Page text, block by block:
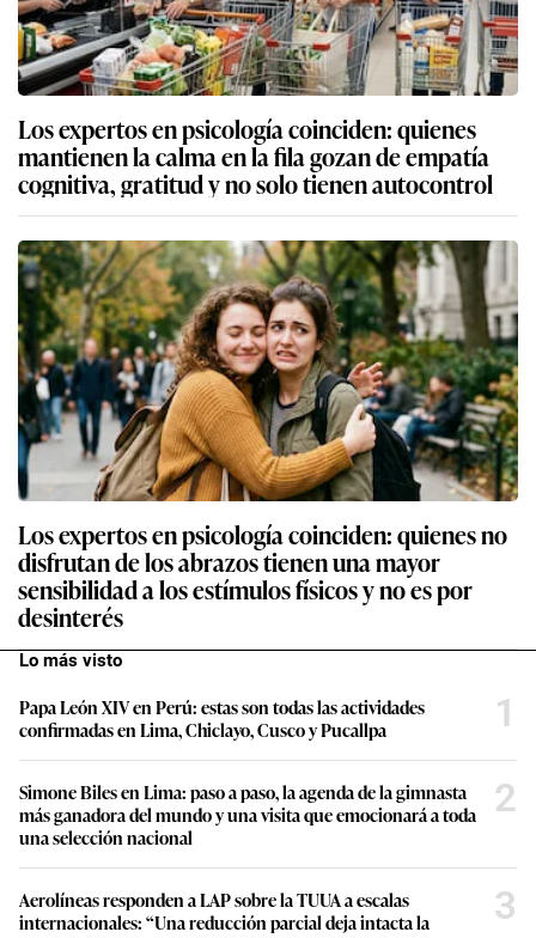
Los expertos en psicología coinciden: quienes
mantienen la calma en la fila gozan de empatía
cognitiva, gratitud y no solo tienen autocontrol
Los expertos en psicología coinciden: quienes no
disfrutan de los abrazos tienen una mayor
sensibilidad a los estímulos físicos y no es por
desinterés
Lo más visto
Papa León XIV en Perú: estas son todas las actividades
confirmadas en Lima, Chiclayo, Cusco y Pucallpa
1
Simone Biles en Lima: paso a paso, la agenda de la gimnasta
más ganadora del mundo y una visita que emocionará a toda
una selección nacional
2
Aerolíneas responden a LAP sobre la TUUA a escalas
internacionales: “Una reducción parcial deja intacta la
3